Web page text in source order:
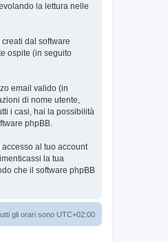
la lettura nelle
dal software
ospite (in seguito
email valido (in
di nome utente,
i casi, hai la possibilità
phpBB.
al tuo account
la tua
che il software phpBB
gli orari sono UTC+02:00